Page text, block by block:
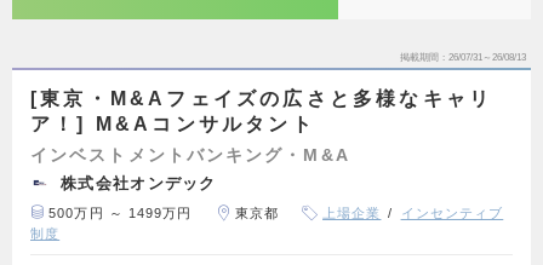
掲載期間 26/07/31～26/08/13
[東京・M&Aフェイズの広さと多様なキャリ
ア！] M&Aコンサルタント
インベストメントバンキング・M&A
株式会社オンデック
500万円 ～ 1499万円 東京都 上場企業
インセンティブ
制度